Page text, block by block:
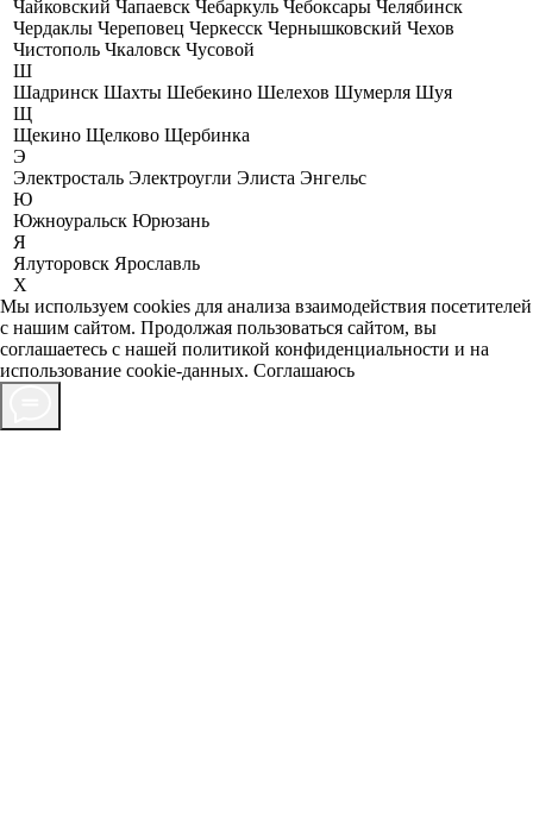
Чайковский Чапаевск Чебаркуль Чебоксары Челябинск
Чердаклы Череповец Черкесск Чернышковский Чехов
Чистополь Чкаловск Чусовой
Ш
Шадринск Шахты Шебекино Шелехов Шумерля Шуя
Щ
Щекино Щелково Щербинка
Э
Электросталь Электроугли Элиста Энгельс
Ю
Южноуральск Юрюзань
Я
Ялуторовск Ярославль
X
Мы используем cookies для анализа взаимодействия посетителей
с нашим сайтом. Продолжая пользоваться сайтом, вы
соглашаетесь с нашей политикой конфиденциальности и на
использование cookie-данных. Соглашаюсь